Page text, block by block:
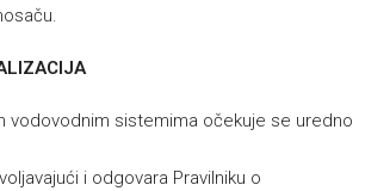
vodovodnim sistemima očekuje se uredno
i odgovara Pravilniku o